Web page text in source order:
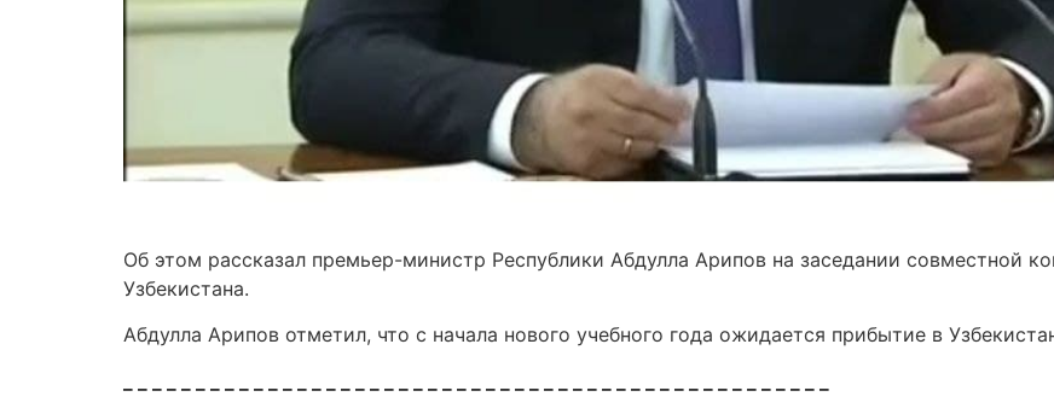
Об этом рассказал премьер-министр Республики Абдулла Арипов на заседании совместной
Узбекистана.
Абдулла Арипов отметил, что с начала нового учебного года ожидается прибытие в